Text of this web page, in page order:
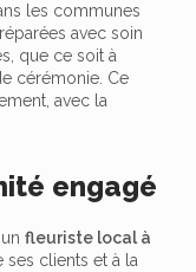
les communes
avec soin
que ce soit à
cérémonie. Ce
avec la
engagé
fleuriste local à
ses clients et à la